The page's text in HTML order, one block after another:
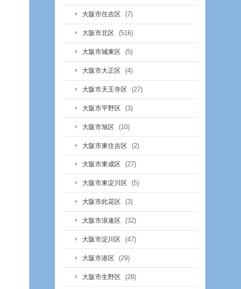
大阪市住吉区 (7)
大阪市北区 (516)
大阪市城東区 (5)
大阪市大正区 (4)
大阪市天王寺区 (27)
大阪市平野区 (3)
大阪市旭区 (10)
大阪市東住吉区 (2)
大阪市東成区 (27)
大阪市東淀川区 (5)
大阪市此花区 (3)
大阪市浪速区 (32)
大阪市淀川区 (47)
大阪市港区 (29)
大阪市生野区 (28)